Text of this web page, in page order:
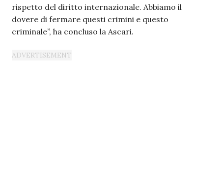
rispetto del diritto internazionale. Abbiamo il
dovere di fermare questi crimini e questo
criminale”, ha concluso la Ascari.